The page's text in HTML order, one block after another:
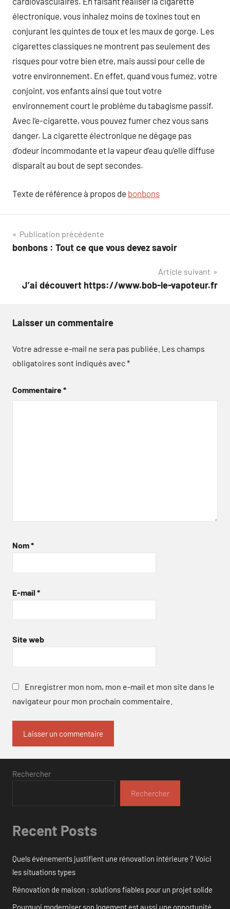
électronique, vous inhalez moins de toxines tout en
conjurant les quintes de toux et les maux de gorge. Les
cigarettes classiques ne montrent pas seulement des
risques pour votre bien etre, mais aussi pour celle de
votre environnement. En effet, quand vous fumez, votre
conjoint, vos enfants ainsi que tout votre
environnement court le problème du tabagisme passif.
Avec l’e-cigarette, vous pouvez fumer chez vous sans
danger. La cigarette électronique ne dégage pas
d’odeur incommodante et la vapeur d’eau qu’elle diffuse
disparaît au bout de sept secondes.
Texte de référence à propos de bonbons
Navigation
de
Publication précédente
bonbons : Tout ce que vous devez savoir
Article suivant
J’ai découvert https://www.bob-le-vapoteur.fr
Laisser un commentaire
Votre adresse e-mail ne sera pas publiée. Les champs
obligatoires sont indiqués avec*
Commentaire*
Nom*
E-mail *
Site web
Enregistrer mon nom, mon e-mail et mon site dans le
navigateur pour mon prochain commentaire.
Rechercher
Rechercher
Recent Posts
Quels événements justifient une rénovation intérieure ? Voici
les situations types
Rénovation de maison : solutions fiables pour un projet solide
Pourquoi moderniser son logement est aussi une opportunité